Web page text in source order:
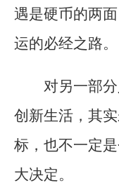
遇是硬币的两
运的必经之路。
对另一部
创新生活，其
标，也不一定
大决定。